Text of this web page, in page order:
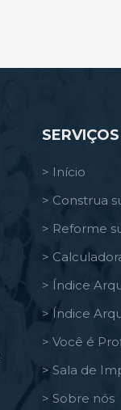
SERVIÇOS
> Início
> Construa
> Reforme
>
> Índice
> Índice
> Você é
> Sala de
> Sobre nós